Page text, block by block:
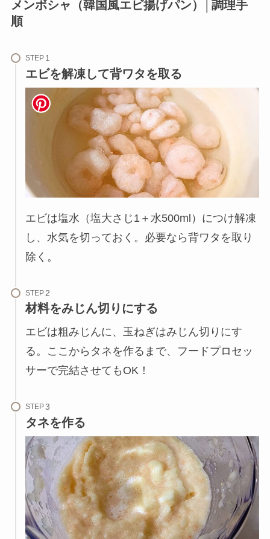
メンボシャ（韓国風エビ揚げパン）│調理手
順
STEP
エビを解凍して背ワタを取る
エビは塩水（塩大さじ1＋水500ml）につけ解凍
し、水気を切っておく。必要なら背ワタを取り
除く。
STEP
材料をみじん切りにする
エビは粗みじんに、玉ねぎはみじん切りにす
る。ここからタネを作るまで、フードプロセッ
サーで完結させてもOK！
STEP
タネを作る